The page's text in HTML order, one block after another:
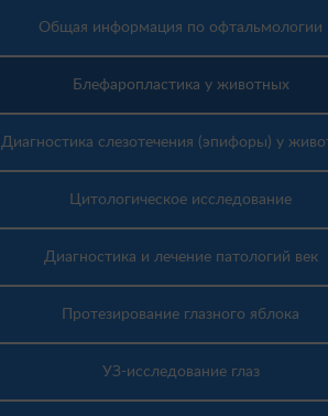
Общая информация по офтальмологии
Блефаропластика у животных
Диагностика слезотечения (эпифоры) у
Цитологическое исследование
Диагностика и лечение патологий век
Протезирование глазного яблока
УЗ-исследование глаз